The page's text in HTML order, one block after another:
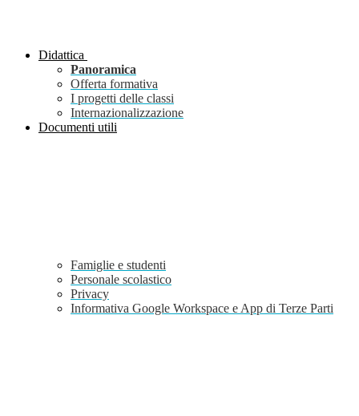
Didattica
Panoramica
Offerta formativa
I progetti delle classi
Internazionalizzazione
Documenti utili
Famiglie e studenti
Personale scolastico
Privacy
Informativa Google Workspace e App di Terze Parti